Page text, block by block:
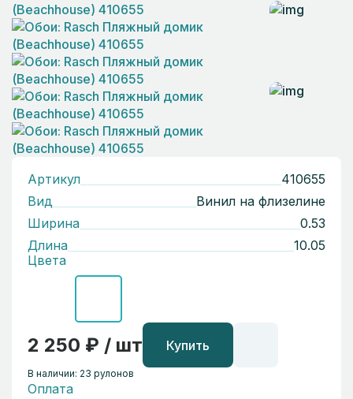
Артикул
410655
Вид
Винил на флизелине
Ширина
0.53
Длина
10.05
Цвета
2 250 ₽ / шт Купить
В наличии: 23 рулонов
Оплата